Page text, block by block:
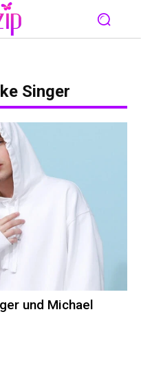
Singer
und Michael